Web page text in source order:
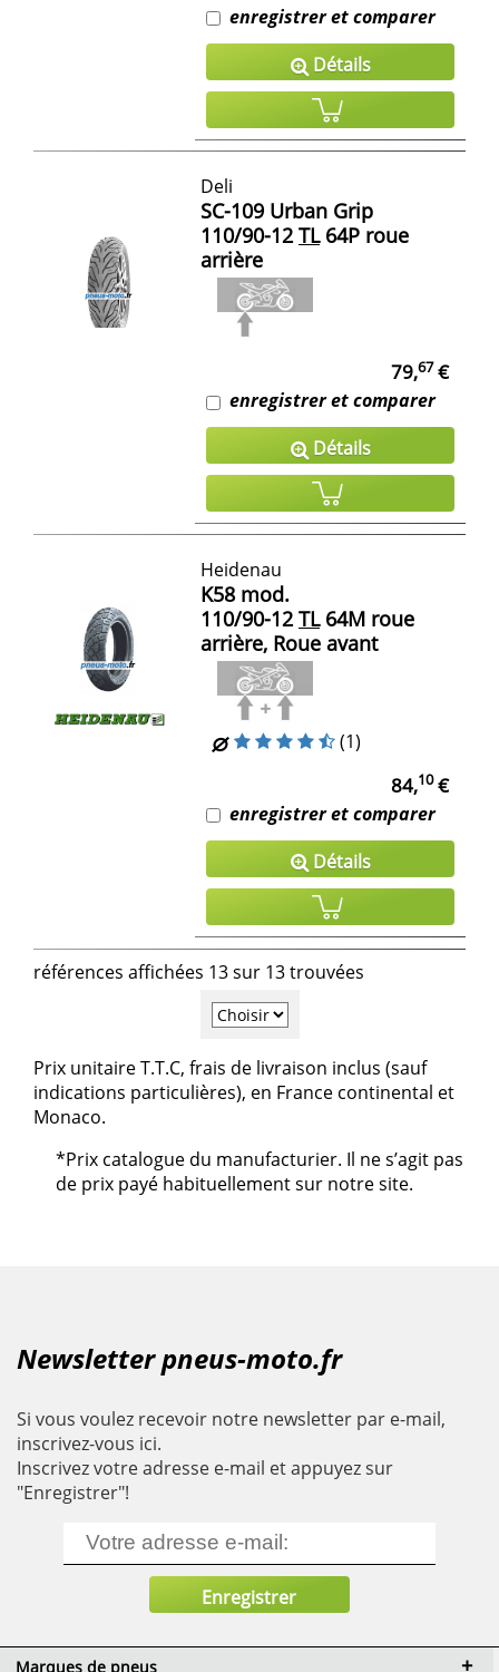
enregistrer et comparer
Détails
Deli
SC-109 Urban Grip
110/90-12 TL64P roue
arrière
79,67€
enregistrer et comparer
Détails
Heidenau
K58 mod.
110/90-12 TL64M roue
arrière, Roue avant
(1)
84,10€
enregistrer et comparer
Détails
références affichées 13 sur 13 trouvées
Prix unitaire T.T.C, frais de livraison inclus (sauf
indications particulières), en France continental et
Monaco.
*Prix catalogue du manufacturier. Il ne s’agit pas
de prix payé habituellement sur notre site.
Newsletter pneus-moto.fr
Si vous voulez recevoir notre newsletter par e-mail,
inscrivez-vous ici.
Inscrivez votre adresse e-mail et appuyez sur
"Enregistrer"!
Marques de pneus